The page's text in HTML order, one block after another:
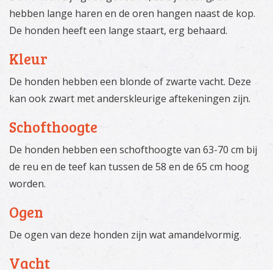
hebben lange haren en de oren hangen naast de kop.
De honden heeft een lange staart, erg behaard.
Kleur
De honden hebben een blonde of zwarte vacht. Deze
kan ook zwart met anderskleurige aftekeningen zijn.
Schofthoogte
De honden hebben een schofthoogte van 63-70 cm bij
de reu en de teef kan tussen de 58 en de 65 cm hoog
worden.
Ogen
De ogen van deze honden zijn wat amandelvormig.
Vacht